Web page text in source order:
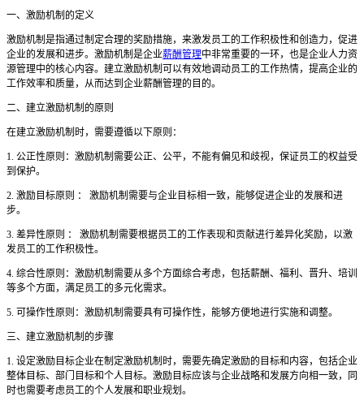
一、激励机制的定义
激励机制是指通过制定合理的奖励措施，来激发员工的工作积极性和创造力，促进
企业的发展和进步。激励机制是企业薪酬管理中非常重要的一环，也是企业人力资
源管理中的核心内容。建立激励机制可以有效地调动员工的工作热情，提高企业的
工作效率和质量，从而达到企业薪酬管理的目的。
二、建立激励机制的原则
在建立激励机制时，需要遵循以下原则：
1. 公正性原则：激励机制需要公正、公平，不能有偏见和歧视，保证员工的权益受
到保护。
2. 激励目标原则 ： 激励机制需要与企业目标相一致，能够促进企业的发展和进
步。
3. 差异性原则 ： 激励机制需要根据员工的工作表现和贡献进行差异化奖励，以激
发员工的工作积极性。
4. 综合性原则： 激励机制需要从多个方面综合考虑，包括薪酬、福利、晋升、培训
等多个方面，满足员工的多元化需求。
5. 可操作性原则： 激励机制需要具有可操作性，能够方便地进行实施和调整。
三、建立激励机制的步骤
1. 设定激励目标企业在制定激励机制时，需要先确定激励的目标和内容，包括企业
整体目标、部门目标和个人目标。激励目标应该与企业战略和发展方向相一致，同
时也需要考虑员工的个人发展和职业规划。